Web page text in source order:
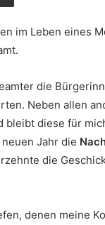
im Leben eines
die
Neben allen
bleibt diese für
Jahr die
die
denen meine